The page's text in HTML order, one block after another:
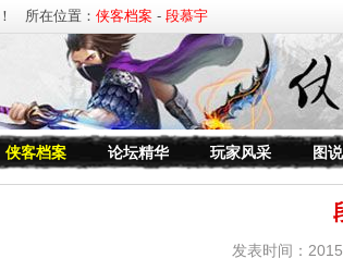
所在位置： 侠客档案 - 段慕宇
侠客档案 论坛精华 玩家风采 图
发表时间：